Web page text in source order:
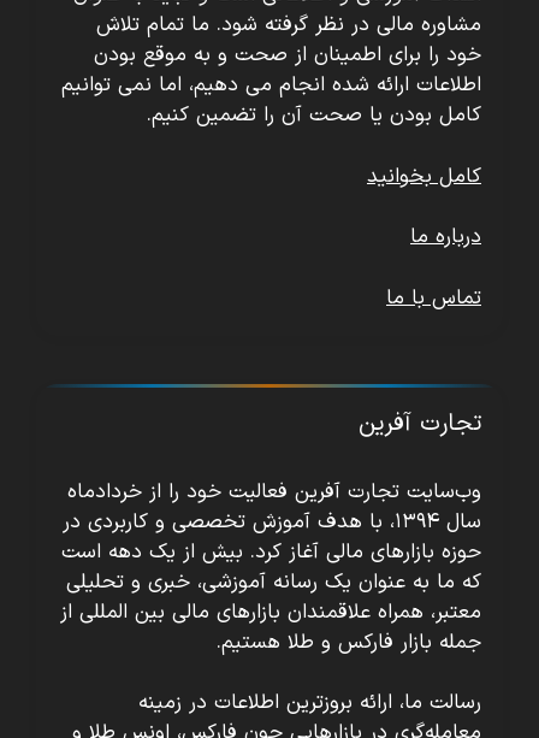
مشاوره مالی در نظر گرفته شود. ما تمام تلاش
خود را برای اطمینان از صحت و به موقع بودن
اطلاعات ارائه شده انجام می دهیم، اما نمی توانیم
کامل بودن یا صحت آن را تضمین کنیم.
کامل بخوانید
درباره ما
تماس با ما
تجارت آفرین
وب‌سایت تجارت آفرین فعالیت خود را از خردادماه
سال ۱۳۹۴، با هدف آموزش تخصصی و کاربردی در
حوزه بازارهای مالی آغاز کرد. بیش از یک دهه است
که ما به عنوان یک رسانه آموزشی، خبری و تحلیلی
معتبر، همراه علاقمندان بازارهای مالی بین المللی از
جمله بازار فارکس و طلا هستیم.
رسالت ما، ارائه بروزترین اطلاعات در زمینه